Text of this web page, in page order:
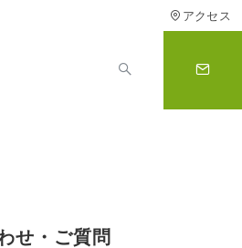
アクセス
せ・ご質問